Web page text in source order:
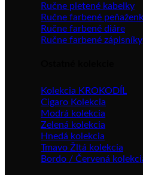
Ručne pletené kabelky
Ručne farbené
Ručne farbené diáre
Ručne farbené zápisníky
Kolekcia KROKODÍL
Cigaro Kolekcia
Modrá kolekcia
Zelená kolekcia
Hnedá kolekcia
Tmavo Žltá kolekcia
Bordo / Červená